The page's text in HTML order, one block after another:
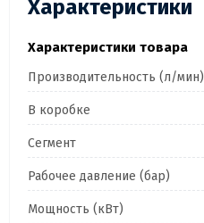
Характеристики
Характеристики товара
Производительность (л/мин)
В коробке
Сегмент
Рабочее давление (бар)
Мощность (кВт)